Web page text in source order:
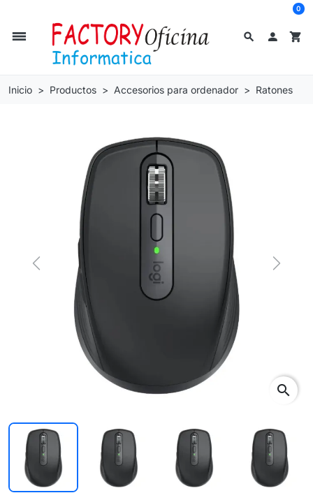
search
dehaze  shopping_cart
0
Inicio Productos Accesorios para ordenador Ratones
Previous Next
search